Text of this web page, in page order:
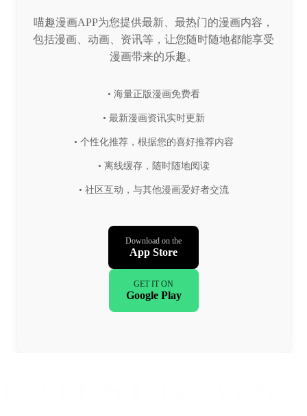
喵趣漫画APP为您提供最新、最热门的漫画内容，
包括漫画、动画、资讯等，让您随时随地都能享受
漫画带来的乐趣。
• 海量正版漫画免费看
• 最新漫画资讯实时更新
• 个性化推荐，根据您的喜好推荐内容
• 离线缓存，随时随地阅读
• 社区互动，与其他漫画爱好者交流
Download on the
App Store
GET IT ON
Google Play